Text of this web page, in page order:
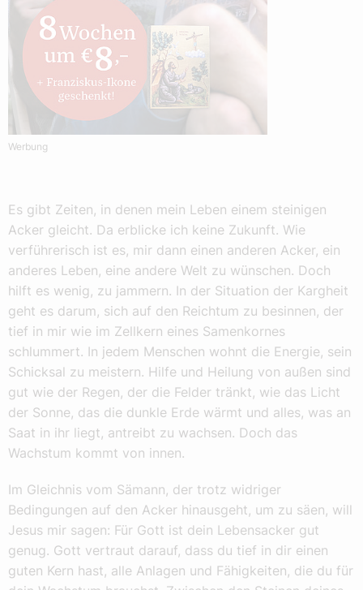
Werbung
Es gibt Zeiten, in denen mein Leben einem steinigen
Acker gleicht. Da erblicke ich keine Zukunft. Wie
verführerisch ist es, mir dann einen anderen Acker, ein
anderes Leben, eine andere Welt zu wünschen. Doch
hilft es wenig, zu jammern. In der Situation der Kargheit
geht es darum, sich auf den Reichtum zu besinnen, der
tief in mir wie im Zellkern eines Samenkornes
schlummert. In jedem Menschen wohnt die Energie, sein
Schicksal zu meistern. Hilfe und Heilung von außen sind
gut wie der Regen, der die Felder tränkt, wie das Licht
der Sonne, das die dunkle Erde wärmt und alles, was an
Saat in ihr liegt, antreibt zu wachsen. Doch das
Wachstum kommt von innen.
Im Gleichnis vom Sämann, der trotz widriger
Bedingungen auf den Acker hinausgeht, um zu säen, will
Jesus mir sagen: Für Gott ist dein Lebensacker gut
genug. Gott vertraut darauf, dass du tief in dir einen
guten Kern hast, alle Anlagen und Fähigkeiten, die du für